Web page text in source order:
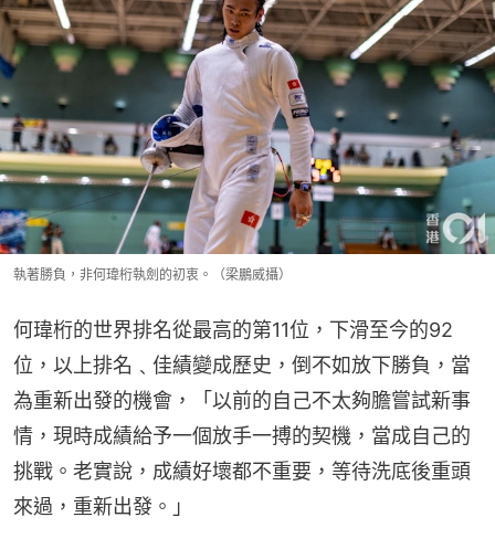
執著勝負，非何瑋桁執劍的初衷。（梁鵬威攝）
何瑋桁的世界排名從最高的第11位，下滑至今的92
位，以上排名﹑佳績變成歷史，倒不如放下勝負，當
為重新出發的機會，「以前的自己不太夠膽嘗試新事
情，現時成績給予一個放手一搏的契機，當成自己的
挑戰。老實說，成績好壞都不重要，等待洗底後重頭
來過，重新出發。」